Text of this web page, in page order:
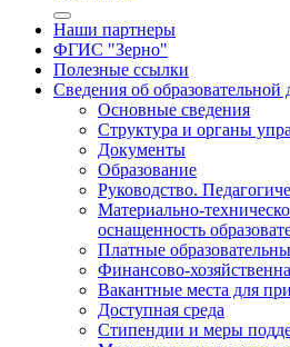
Наши партнеры
ФГИС "Зерно"
Полезные ссылки
Сведения об образовательной
Основные сведения
Структура и органы
Документы
Образование
Руководство.
Материально-
оснащенность
Платные
Финансово-
Вакантные места для
Доступная среда
Стипендии и меры